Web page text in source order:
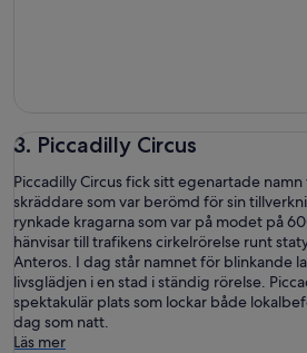
3. Piccadilly Circus
Piccadilly Circus fick sitt egenartade
skräddare som var berömd för sin
rynkade kragarna som var på modet på
hänvisar till trafikens cirkelrörelse runt
Anteros. I dag står namnet för blinkande
livsglädjen i en stad i ständig rörelse.
spektakulär plats som lockar både
dag som natt.
Läs mer